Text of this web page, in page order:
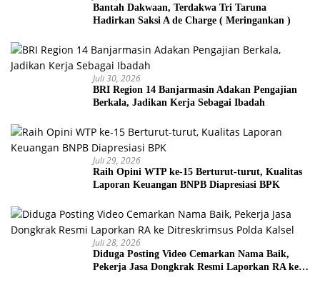
Bantah Dakwaan, Terdakwa Tri Taruna
Hadirkan Saksi A de Charge ( Meringankan )
Juli 30, 2026
BRI Region 14 Banjarmasin Adakan Pengajian
Berkala, Jadikan Kerja Sebagai Ibadah
Juli 29, 2026
Raih Opini WTP ke-15 Berturut-turut, Kualitas
Laporan Keuangan BNPB Diapresiasi BPK
Juli 28, 2026
Diduga Posting Video Cemarkan Nama Baik,
Pekerja Jasa Dongkrak Resmi Laporkan RA ke